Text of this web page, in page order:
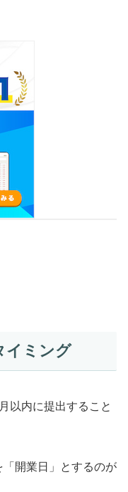
イミング
以内に提出すること
開業日」とするのが